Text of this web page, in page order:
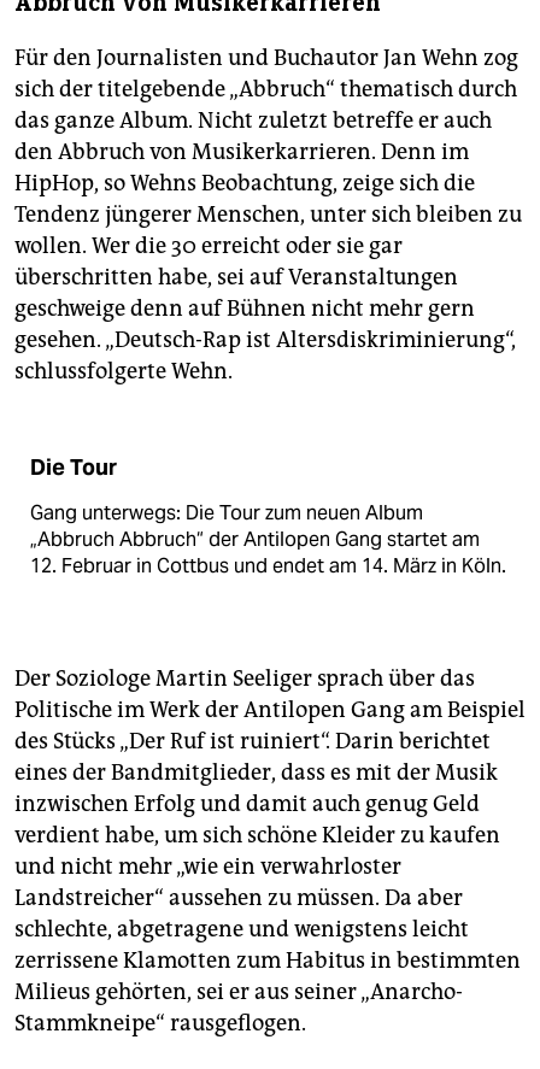
Für den Journalisten und Buchautor Jan Wehn zog
sich der titelgebende „Abbruch“ thematisch durch
das ganze Album. Nicht zuletzt betreffe er auch
den Abbruch von Musiker­karrieren. Denn im
HipHop, so Wehns Beobachtung, zeige sich die
Tendenz jüngerer Menschen, unter sich bleiben zu
wollen. Wer die 30 erreicht oder sie gar
überschritten habe, sei auf Veranstaltungen
geschweige denn auf Bühnen nicht mehr gern
gesehen. „Deutsch-Rap ist Altersdiskriminierung“,
schlussfolgerte Wehn.
Die Tour
Gang unterwegs: Die Tour zum neuen Album
„Abbruch Abbruch“ der Antilopen Gang startet am
12. Februar in Cottbus und endet am 14. März in Köln.
Der Soziologe Martin Seeliger sprach über das
Politische im Werk der Antilopen Gang am Beispiel
des Stücks „Der Ruf ist ruiniert“. Darin berichtet
eines der Bandmitglieder, dass es mit der Musik
inzwischen Erfolg und damit auch genug Geld
verdient habe, um sich schöne Kleider zu kaufen
und nicht mehr „wie ein verwahrloster
Landstreicher“ aussehen zu müssen. Da aber
schlechte, abgetragene und wenigstens leicht
zerrissene Klamotten zum Habitus in bestimmten
Milieus gehörten, sei er aus seiner „Anarcho-
Stammkneipe“ rausgeflogen.